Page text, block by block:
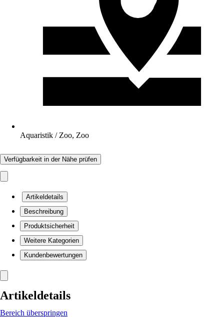
Aquaristik / Zoo, Zoo
Verfügbarkeit in der Nähe prüfen
Artikeldetails
Beschreibung
Produktsicherheit
Weitere Kategorien
Kundenbewertungen
Artikeldetails
Bereich überspringen